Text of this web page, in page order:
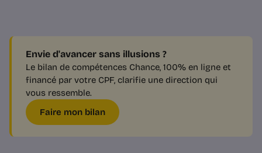
Envie d'avancer sans illusions ?
Le bilan de compétences Chance, 100% en ligne et
financé par votre CPF, clarifie une direction qui
vous ressemble.
Faire mon bilan